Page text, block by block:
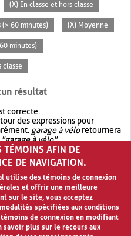
(X) En classe et hors classe
(> 60 minutes) (X) Moyenne
minutes)
classe
résultat
correcte.
des expressions pour
garage à véloretournera
"garage à vélo".
avec OR.garage OR vélo
quegarage à vélo
TÉMOINS AFIN DE
DE NAVIGATION.
utilise des témoins de connexion
et offrir une meilleure
sur le site, vous acceptez
spécifiées aux conditions
de connexion en modifiant
savoir plus sur le recours aux